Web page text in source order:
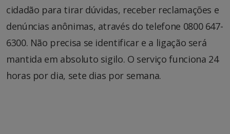
cidadão para tirar dúvidas, receber reclamações e
denúncias anônimas, através do telefone 0800 647-
6300. Não precisa se identificar e a ligação será
mantida em absoluto sigilo. O serviço funciona 24
horas por dia, sete dias por semana.